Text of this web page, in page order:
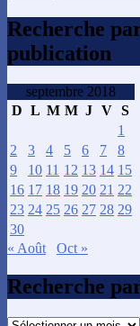
Recherche
publication
septembre 2018
D L M M J V S
1
2
3 4 5 6 7
8
9
10 11 12 13 14 15
16 17 18 19 20 21 22
23 24 25 26 27 28 29
30
« Août
Oct »
Recherche